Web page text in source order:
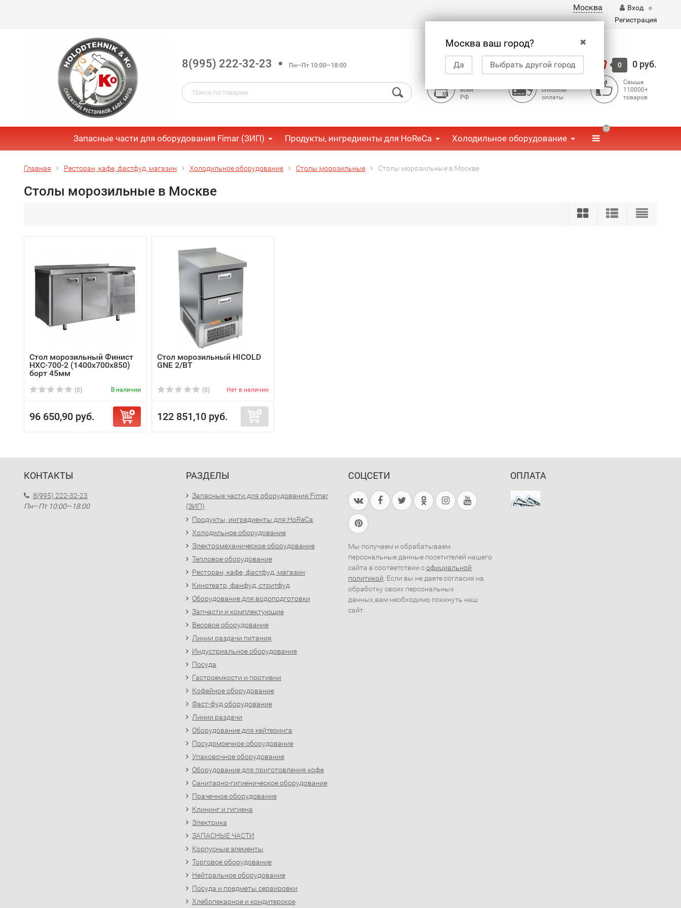
Москва
✖
Москва ваш город?
Да Выбрать другой город
Вход
Регистрация
8(995) 222-32-23 Пн—Пт 10:00—18:00 Корзина 0 0 руб.
всей
РФ
способы
оплаты
Свыше
110000+
товаров
Запасные части для оборудования Fimar (ЗИП) Продукты, ингредиенты для HoReCa Холодильное оборудование
32
Главная Ресторан, кафе, фастфуд, магазин Холодильное оборудование Столы морозильные Столы морозильные в Москве
Столы морозильные в Москве
Стол морозильный Финист
НХС-700-2 (1400х700х850)
борт 45мм
(0) В наличии
96 650,90 руб.
Стол морозильный HICOLD
GNE 2/BT
(0) Нет в наличии
122 851,10 руб.
КОНТАКТЫ
8(995) 222-32-23
Пн—Пт 10:00—18:00
РАЗДЕЛЫ
Запасные части для оборудования Fimar
(ЗИП)
Продукты, ингредиенты для HoReCa
Холодильное оборудование
Электромеханическое оборудование
Тепловое оборудование
Ресторан, кафе, фастфуд, магазин
Кинотеатр, фанфуд, стритфуд
Оборудование для водоподготовки
Запчасти и комплектующие
Весовое оборудование
Линии раздачи питания
Индустриальное оборудование
Посуда
Гастроемкости и противни
Кофейное оборудование
Фаст-фуд оборудование
Линии раздачи
Оборудование для кейтеринга
Посудомоечное оборудование
Упаковочное оборудование
Оборудование для приготовления кофе
Санитарно-гигиеническое оборудование
Прачечное оборудование
Клининг и гигиена
Электрика
ЗАПАСНЫЕ ЧАСТИ
Корпусные элементы
Торговое оборудование
Нейтральное оборудование
Посуда и предметы сервировки
Хлебопекарное и кондитерское
СОЦСЕТИ
Мы получаем и обрабатываем
персональные данные посетителей нашего
сайта в соответствии софициальной
политикой . Если вы не даете согласия на
обработку своих персональных
данных,вам необходимо покинуть наш
сайт.
ОПЛАТА